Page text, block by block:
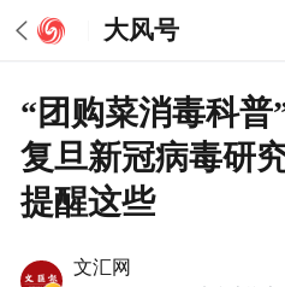
大风号
“团购菜消毒科普
复旦新冠病毒研
提醒这些
文汇网